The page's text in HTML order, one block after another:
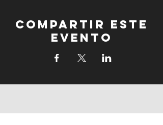
Compartir este
evento